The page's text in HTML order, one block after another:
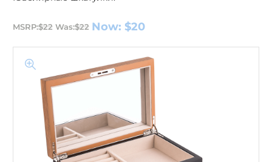
MSRP:$22 Was:$22 Now: $20